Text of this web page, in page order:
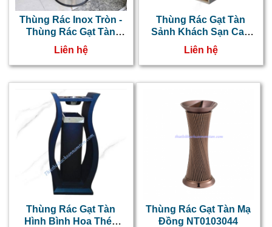
Thùng Rác Inox Tròn -
Thùng Rác Gạt Tàn
NTNT0103069
Liên hệ
Thùng Rác Gạt Tàn
Sảnh Khách Sạn Cao
Cấp
Liên hệ
Thùng Rác Gạt Tàn
Hình Bình Hoa Thép
Thùng Rác Gạt Tàn Mạ
Đồng NT0103044